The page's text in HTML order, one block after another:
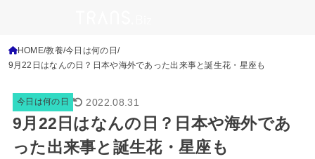
HOME 教養 今日は何の日
9月22日はなんの日？日本や海外であった出来事と誕生花・星座も
今日は何の日 2022.08.31
9月22日はなんの日？日本や海外であ
った出来事と誕生花・星座も